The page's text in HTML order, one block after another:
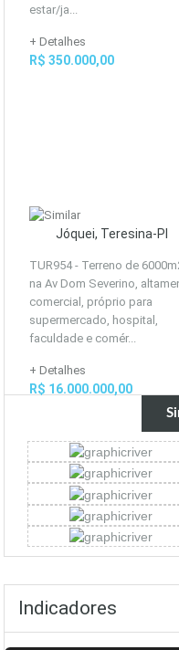
estar/ja...
+ Detalhes
R$ 350.000,00
Jóquei, Teresina-PI
TUR954 - Terreno de
na Av Dom Severino,
comercial, próprio para
supermercado, hospital,
faculdade e comér...
+ Detalhes
R$ 16.000.000,00
Indicadores